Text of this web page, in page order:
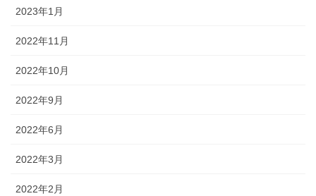
2023年1月
2022年11月
2022年10月
2022年9月
2022年6月
2022年3月
2022年2月